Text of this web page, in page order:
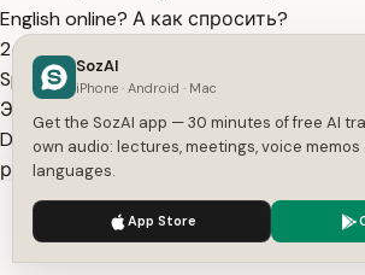
English online? А как спросить?
24:00
Speaker A
Это работает лучше? Так, это раз it, то
Does it работает? Work. Does it work?
работает лучше. Does it work better?
24:21
Speaker A
Does it work better? А как правильно
We use cookies to enhance your experience.
SozAI
iPhone · Android · Mac
Get the SozAI app — 30 minutes of free AI
own audio: lectures, meetings, voice memos
languages.
App Store